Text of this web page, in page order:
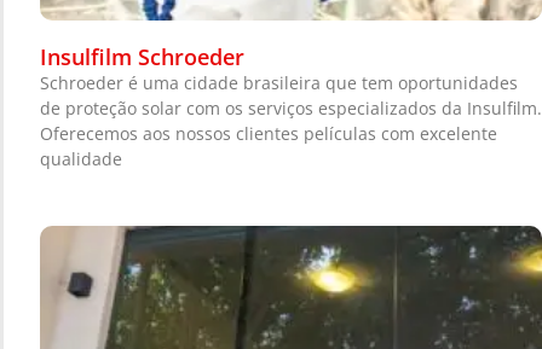
Insulfilm Schroeder
Schroeder é uma cidade brasileira que tem oportunidades
de proteção solar com os serviços especializados da Insulfilm.
Oferecemos aos nossos clientes películas com excelente
qualidade